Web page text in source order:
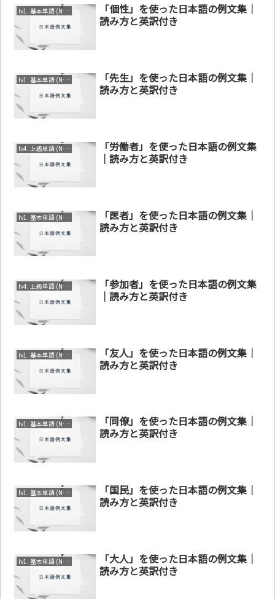
lv1. 基本単語 (N4～N5)
「個性」を使った日本語の例文集｜
読み方と英訳付き
lv1. 基本単語 (N4～N5)
「先生」を使った日本語の例文集｜
読み方と英訳付き
lv4. 上級単語 (N1～N2)
「労働者」を使った日本語の例文集
｜読み方と英訳付き
lv1. 基本単語 (N4～N5)
「医者」を使った日本語の例文集｜
読み方と英訳付き
lv4. 上級単語 (N1～N2)
「参加者」を使った日本語の例文集
｜読み方と英訳付き
lv1. 基本単語 (N4～N5)
「友人」を使った日本語の例文集｜
読み方と英訳付き
lv1. 基本単語 (N4～N5)
「同僚」を使った日本語の例文集｜
読み方と英訳付き
lv1. 基本単語 (N4～N5)
「国民」を使った日本語の例文集｜
読み方と英訳付き
lv1. 基本単語 (N4～N5)
「大人」を使った日本語の例文集｜
読み方と英訳付き